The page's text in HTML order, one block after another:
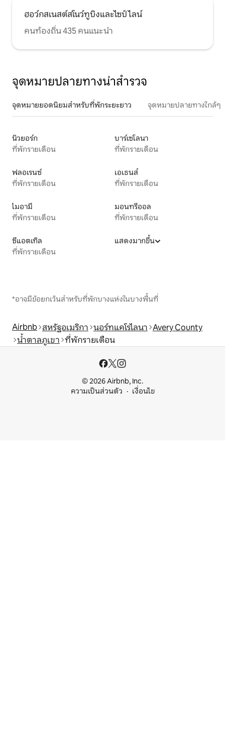
ฮอว์กสเนสต์สโนว์ทูบิงและไซป์ไลน์
คนท้องถิ่น 435 คนแนะนำ
จุดหมายปลายทางน่าสำรวจ
จุดหมายยอดนิยมสำหรับที่พักระยะยาว จุดหมายปลายทางใกล้ๆ
นิวยอร์ก
ที่พักรายเดือน
บาร์เซโลนา
ที่พักรายเดือน
ฟลอเรนซ์
ที่พักรายเดือน
เอเธนส์
ที่พักรายเดือน
ไมอามี
ที่พักรายเดือน
มอนทรีออล
ที่พักรายเดือน
ซีแอตเทิล
ที่พักรายเดือน
แสดงมากขึ้น
*อาจมีข้อยกเว้นสำหรับที่พักบางแห่งในบางพื้นที่
Airbnb สหรัฐอเมริกา นอร์ทแคโรไลนา Avery County
น้ำตาลภูเขา ที่พักรายเดือน
© 2026 Airbnb, Inc.
ความเป็นส่วนตัว
เงื่อนไข